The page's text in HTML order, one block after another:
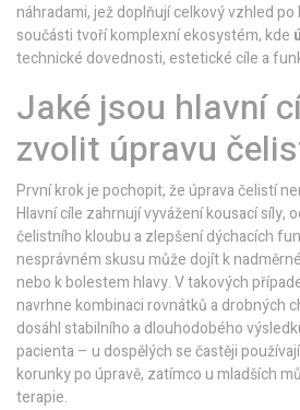
náhradami, jež doplňují celkový vzhled po
součásti tvoří komplexní ekosystém, kde
technické dovednosti, estetické cíle a
Jaké jsou hlavní
zvolit úpravu
První krok je pochopit, že úprava čelistí
Hlavní cíle zahrnují vyvážení kousací síly,
čelistního kloubu a zlepšení dýchacích
nesprávném skusu může dojít k
nebo k bolestem hlavy. V takových
navrhne kombinaci rovnátků a drobných
dosáhl stabilního a dlouhodobého
pacienta – u dospělých se častěji
korunky po úpravě, zatímco u mladších
terapie.